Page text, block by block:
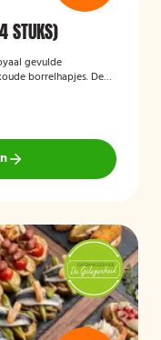
STUKS)
gevulde
borrelhapjes. De
gelegenheden. Met
groep gasten te